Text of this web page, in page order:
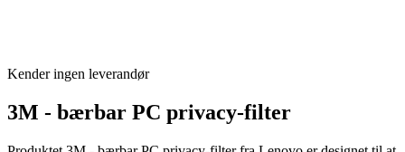
Kender ingen leverandør
3M - bærbar PC privacy-filter